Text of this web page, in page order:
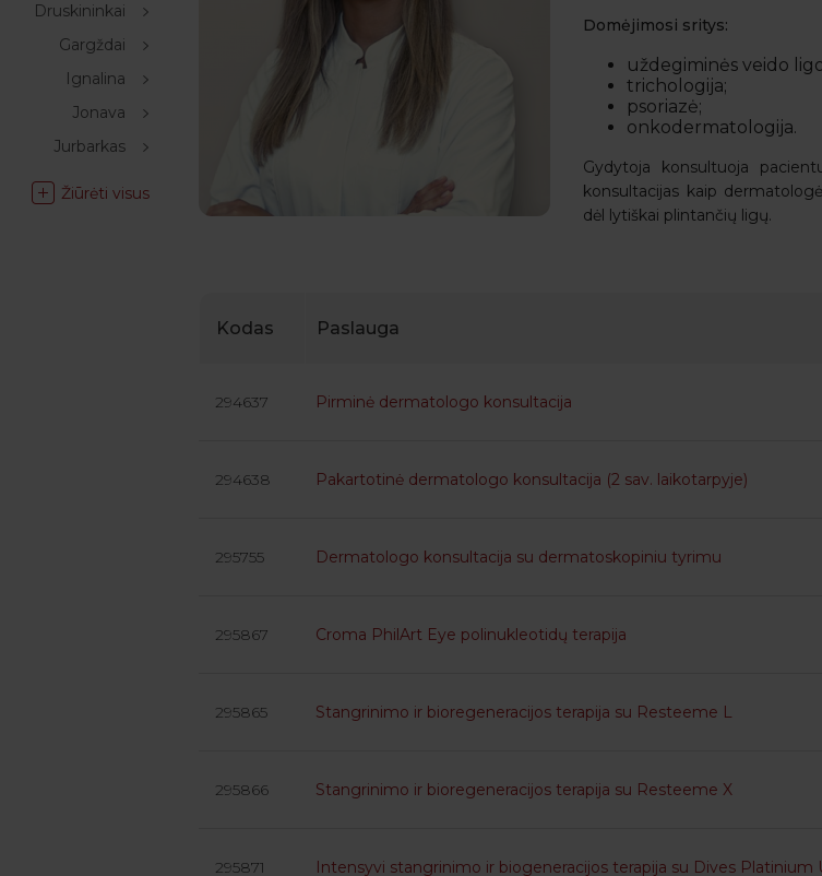
Druskininkai
Gargždai
Ignalina
Jonava
Jurbarkas
Žiūrėti visus
Domėjimosi sritys:
uždegiminės veido
trichologija;
psoriazė;
onkodermatologija.
Gydytoja konsultuoja
konsultacijas kaip
dėl lytiškai plintančių ligų.
Kodas Paslauga
294637 Pirminė dermatologo konsultacija
294638 Pakartotinė dermatologo konsultacija (2 sav. laikotarpyje)
295755 Dermatologo konsultacija su dermatoskopiniu tyrimu
295867 Croma PhilArt Eye polinukleotidų terapija
295865 Stangrinimo ir bioregeneracijos terapija su Resteeme L
295866 Stangrinimo ir bioregeneracijos terapija su Resteeme X
295871 Intensyvi stangrinimo ir biogeneracijos terapija su Dives Platinium